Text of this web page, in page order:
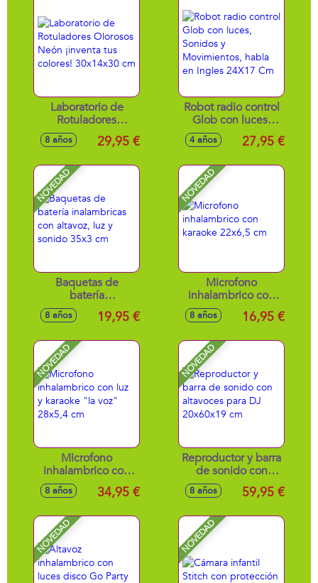
24,40X46X37 cm
Laboratorio de
Rotuladores
Olorosos Neón
¡inventa tus colores!
8 años 29,95 €
Robot radio control
Glob con luces,
Sonidos y
Movimientos, habla
Cm
4 años 27,95 €
NOVEDAD
Baquetas de
batería
inalambricas con
altavoz, luz y
8 años 19,95 €
NOVEDAD
Microfono
inhalambrico con
karaoke 22x6,5 cm
8 años 16,95 €
NOVEDAD
Microfono
inhalambrico con
luz y karaoke "la
voz" 28x5,4 cm
8 años 34,95 €
NOVEDAD
Reproductor y barra
de sonido con
altavoces para DJ
20x60x19 cm
8 años 59,95 €
NOVEDAD NOVEDAD